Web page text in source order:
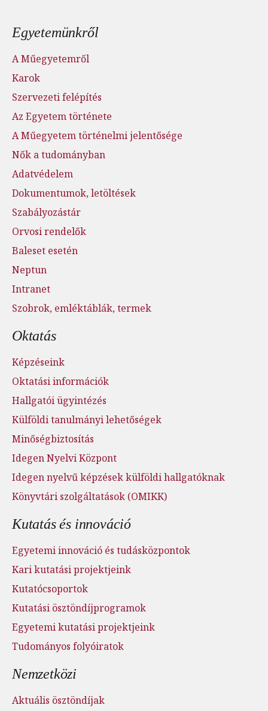
Lábléc menü
Egyetemünkről
A Műegyetemről
Karok
Szervezeti felépítés
Az Egyetem története
A Műegyetem történelmi jelentősége
Nők a tudományban
Adatvédelem
Dokumentumok, letöltések
Szabályozástár
Orvosi rendelők
Baleset esetén
Neptun
Intranet
Szobrok, emléktáblák, termek
Oktatás
Képzéseink
Oktatási információk
Hallgatói ügyintézés
Külföldi tanulmányi lehetőségek
Minőségbiztosítás
Idegen Nyelvi Központ
Idegen nyelvű képzések külföldi hallgatóknak
Könyvtári szolgáltatások (OMIKK)
Kutatás és innováció
Egyetemi innováció és tudásközpontok
Kari kutatási projektjeink
Kutatócsoportok
Kutatási ösztöndíjprogramok
Egyetemi kutatási projektjeink
Tudományos folyóiratok
Nemzetközi
Aktuális ösztöndíjak